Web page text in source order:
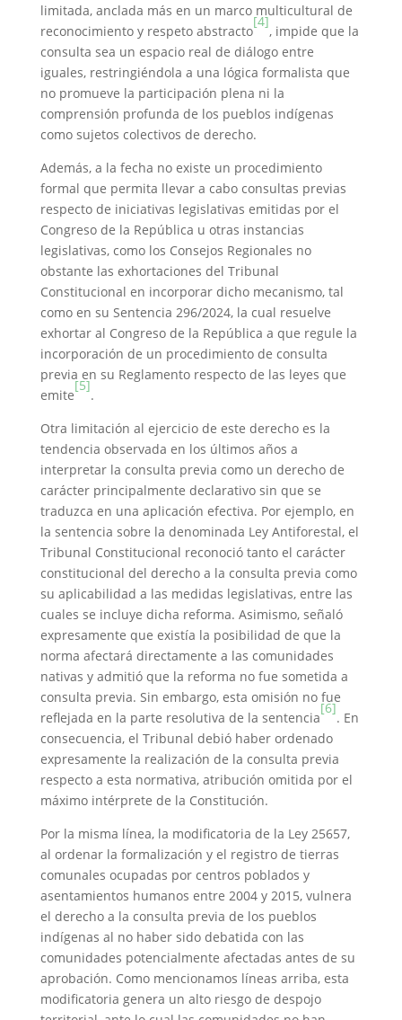
limitada, anclada más en un marco multicultural de
reconocimiento y respeto abstracto
[4]
, impide que la
consulta sea un espacio real de diálogo entre
iguales, restringiéndola a una lógica formalista que
no promueve la participación plena ni la
comprensión profunda de los pueblos indígenas
como sujetos colectivos de derecho.
Además, a la fecha no existe un procedimiento
formal que permita llevar a cabo consultas previas
respecto de iniciativas legislativas emitidas por el
Congreso de la República u otras instancias
legislativas, como los Consejos Regionales no
obstante las exhortaciones del Tribunal
Constitucional en incorporar dicho mecanismo, tal
como en su Sentencia 296/2024, la cual resuelve
exhortar al Congreso de la República a que regule la
incorporación de un procedimiento de consulta
previa en su Reglamento respecto de las leyes que
emite
[5]
.
Otra limitación al ejercicio de este derecho es la
tendencia observada en los últimos años a
interpretar la consulta previa como un derecho de
carácter principalmente declarativo sin que se
traduzca en una aplicación efectiva. Por ejemplo, en
la sentencia sobre la denominada Ley Antiforestal, el
Tribunal Constitucional reconoció tanto el carácter
constitucional del derecho a la consulta previa como
su aplicabilidad a las medidas legislativas, entre las
cuales se incluye dicha reforma. Asimismo, señaló
expresamente que existía la posibilidad de que la
norma afectará directamente a las comunidades
nativas y admitió que la reforma no fue sometida a
consulta previa. Sin embargo, esta omisión no fue
reflejada en la parte resolutiva de la sentencia
[6]
. En
consecuencia, el Tribunal debió haber ordenado
expresamente la realización de la consulta previa
respecto a esta normativa, atribución omitida por el
máximo intérprete de la Constitución.
Por la misma línea, la modificatoria de la Ley 25657,
al ordenar la formalización y el registro de tierras
comunales ocupadas por centros poblados y
asentamientos humanos entre 2004 y 2015, vulnera
el derecho a la consulta previa de los pueblos
indígenas al no haber sido debatida con las
comunidades potencialmente afectadas antes de su
aprobación. Como mencionamos líneas arriba, esta
modificatoria genera un alto riesgo de despojo